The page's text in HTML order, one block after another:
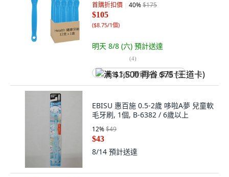
首購折扣價 40%$175
$105
($8.75/1個)
明天 8/8 (六) 預計送達
(4)
满 $1,500 再省 $75 (王道卡)
EBISU 惠百施 0.5-2歲 哆啦A夢 兒童軟
毛牙刷, 1個, B-6382 / 6歲以上
12%$49
$43
8/14 預計送達